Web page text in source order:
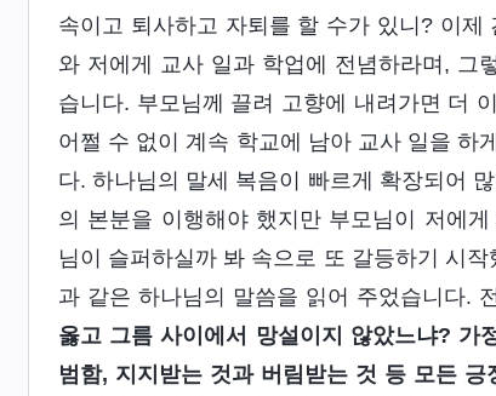
속이고 퇴사하고 자퇴를 할 수가 있니? 이제
와 저에게 교사 일과 학업에 전념하라며, 그
습니다. 부모님께 끌려 고향에 내려가면 더
어쩔 수 없이 계속 학교에 남아 교사 일을 하
다. 하나님의 말세 복음이 빠르게 확장되어
의 본분을 이행해야 했지만 부모님이 저에
님이 슬퍼하실까 봐 속으로 또 갈등하기 시
과 같은 하나님의 말씀을 읽어 주었습니다.
옳고 그름 사이에서 망설이지 않았느냐? 가
범함, 지지받는 것과 버림받는 것 등 모든